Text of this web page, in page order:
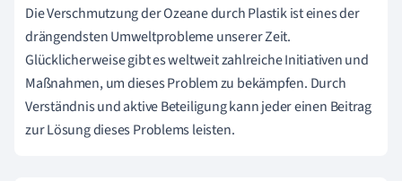
Die Verschmutzung der Ozeane durch Plastik ist eines der
drängendsten Umweltprobleme unserer Zeit.
Glücklicherweise gibt es weltweit zahlreiche Initiativen und
Maßnahmen, um dieses Problem zu bekämpfen. Durch
Verständnis und aktive Beteiligung kann jeder einen Beitrag
zur Lösung dieses Problems leisten.